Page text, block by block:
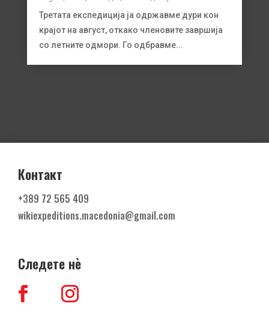
Третата експедиција ја одржавме дури кон
крајот на август, откако членовите завршија
со летните одмори. Го одбравме...
Контакт
+389 72 565 409
wikiexpeditions.macedonia@gmail.com
Следете нѐ